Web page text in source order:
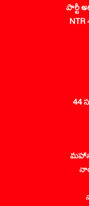
పార్టీ
44